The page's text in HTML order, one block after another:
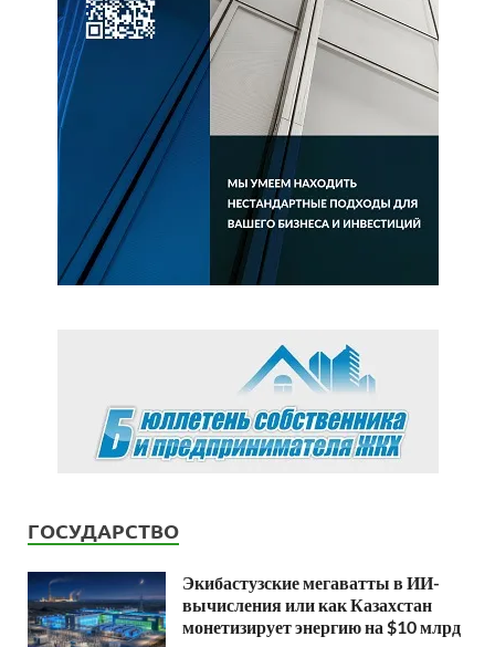
ГОСУДАРСТВО
Экибастузские мегаватты в ИИ-
вычисления или как Казахстан
монетизирует энергию на $10 млрд